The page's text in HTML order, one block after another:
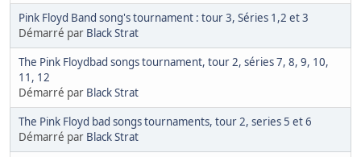
Pink Floyd Band song's tournament : tour 3, Séries 1,2 et 3
Démarré par Black Strat
The Pink Floydbad songs tournament, tour 2, séries 7, 8, 9, 10,
11, 12
Démarré par Black Strat
The Pink Floyd bad songs tournaments, tour 2, series 5 et 6
Démarré par Black Strat